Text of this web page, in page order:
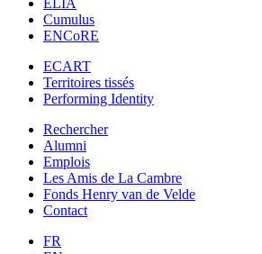
Cumulus
ENCoRE
ECART
Territoires tissés
Performing Identity
Rechercher
Alumni
Emplois
Les Amis de La Cambre
Fonds Henry van de Velde
Contact
FR